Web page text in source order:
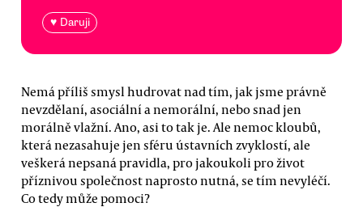
♥ Daruji
Nemá příliš smysl hudrovat nad tím, jak jsme právně
nevzdělaní, asociální a nemorální, nebo snad jen
morálně vlažní. Ano, asi to tak je. Ale nemoc kloubů,
která nezasahuje jen sféru ústavních zvyklostí, ale
veškerá nepsaná pravidla, pro jakoukoli pro život
příznivou společnost naprosto nutná, se tím nevyléčí.
Co tedy může pomoci?